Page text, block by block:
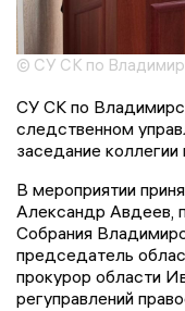
© СУ СК по
СУ СК по
следственном
заседание
В мероприятии
Александр Авдеев,
Собрания
председатель
прокурор области
регуправлений